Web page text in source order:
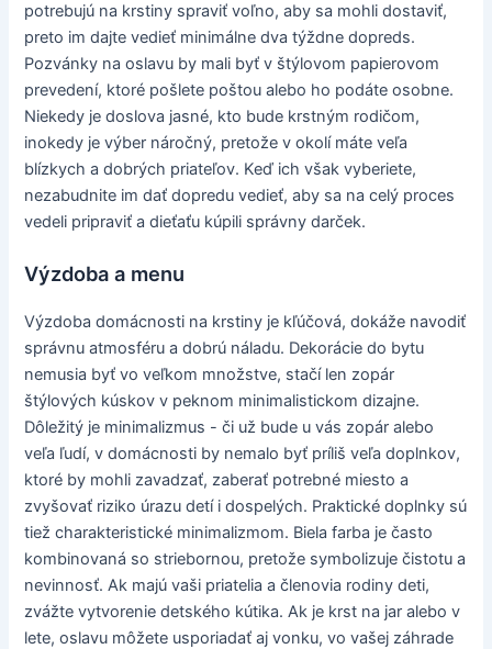
potrebujú na krstiny spraviť voľno, aby sa mohli dostaviť,
preto im dajte vedieť minimálne dva týždne dopreds.
Pozvánky na oslavu by mali byť v štýlovom papierovom
prevedení, ktoré pošlete poštou alebo ho podáte osobne.
Niekedy je doslova jasné, kto bude krstným rodičom,
inokedy je výber náročný, pretože v okolí máte veľa
blízkych a dobrých priateľov. Keď ich však vyberiete,
nezabudnite im dať dopredu vedieť, aby sa na celý proces
vedeli pripraviť a dieťaťu kúpili správny darček.
Výzdoba a menu
Výzdoba domácnosti na krstiny je kľúčová, dokáže navodiť
správnu atmosféru a dobrú náladu. Dekorácie do bytu
nemusia byť vo veľkom množstve, stačí len zopár
štýlových kúskov v peknom minimalistickom dizajne.
Dôležitý je minimalizmus - či už bude u vás zopár alebo
veľa ľudí, v domácnosti by nemalo byť príliš veľa doplnkov,
ktoré by mohli zavadzať, zaberať potrebné miesto a
zvyšovať riziko úrazu detí i dospelých. Praktické doplnky sú
tiež charakteristické minimalizmom. Biela farba je často
kombinovaná so striebornou, pretože symbolizuje čistotu a
nevinnosť. Ak majú vaši priatelia a členovia rodiny deti,
zvážte vytvorenie detského kútika. Ak je krst na jar alebo v
lete, oslavu môžete usporiadať aj vonku, vo vašej záhrade